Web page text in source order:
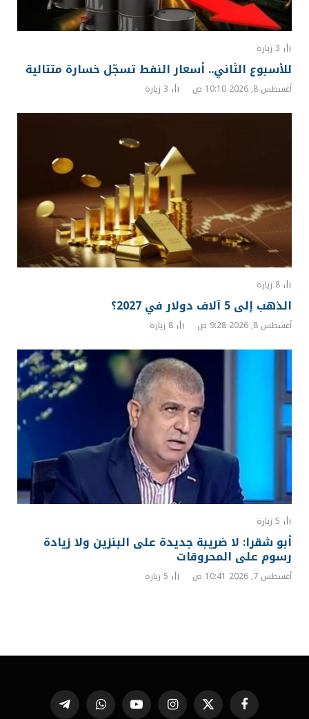
3 زيارة
للأسبوع الثاني.. أسعار النفط تسجّل خسارة متتالية
أغسطس 8, 2026 10:10 ص 3 زيارة
8 زيارة
الذهب إلى 5 آلاف دولار في 2027؟
أغسطس 8, 2026 9:28 ص 8 زيارة
5 زيارة
أبو شقرا: لا ضريبة جديدة على البنزين ولا زيادة
رسوم على المحروقات
أغسطس 7, 2026 10:41 ص 5 زيارة
فيسبوك X الانستغراميوتيوب واتساب تيلقرام